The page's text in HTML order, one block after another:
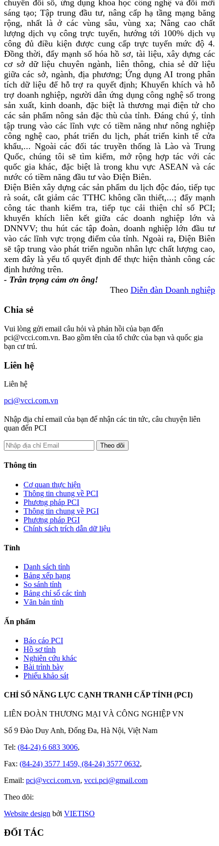
chuyển đổi số, ứng dụng khoa học công nghệ và đổi mới
sáng tạo; Tập trung đầu tư, nâng cấp hạ tầng mạng băng
rộng, nhất là ở các vùng sâu, vùng xa; Nâng cao chất
lượng dịch vụ công trực tuyến, hướng tới 100% dịch vụ
công đủ điều kiện được cung cấp trực tuyến mức độ 4.
Đồng thời, đẩy mạnh số hóa hồ sơ, tài liệu, xây dựng các
cơ sở dữ liệu chuyên ngành, liên thông, chia sẻ dữ liệu
giữa các sở, ngành, địa phương; Ứng dụng AI trong phân
tích dữ liệu để hỗ trợ ra quyết định; Khuyến khích và hỗ
trợ doanh nghiệp, người dân ứng dụng công nghệ số trong
sản xuất, kinh doanh, đặc biệt là thương mại điện tử cho
các sản phẩm nông sản đặc thù của tỉnh. Đáng chú ý, tỉnh
tập trung vào các lĩnh vực có tiềm năng như nông nghiệp
công nghệ cao, phát triển du lịch, phát triển kinh tế cửa
khẩu,... Ngoài các đối tác truyền thống là Lào và Trung
Quốc, chúng tôi sẽ tìm kiếm, mở rộng hợp tác với các
quốc gia khác, đặc biệt là trong khu vực ASEAN và các
nước có tiềm năng đầu tư vào Điện Biên.
Điện Biên xây dựng các sản phẩm du lịch độc đáo, tiếp tục
rà soát, cắt giảm các TTHC không cần thiết,...; đẩy mạnh
công tác thanh kiểm tra, tiếp tục cải thiện chỉ số PCI;
khuyến khích liên kết giữa các doanh nghiệp lớn và
DNNVV; thu hút các tập đoàn, doanh nghiệp lớn đầu tư
vào các lĩnh vực trọng điểm của tỉnh. Ngoài ra, Điện Biên
sẽ tập trung vào phát triển nguồn nhân lực chất lượng cao,
xem đây là yếu tố quyết định để thực hiện thành công các
định hướng trên.
- Trân trọng cảm ơn ông!
Theo Diễn đàn Doanh nghiệp
Chia sẻ
Vui lòng gửi email câu hỏi và phản hồi của bạn đến
pci@vcci.com.vn. Bao gồm tên của tổ chức của bạn và quốc gia
bạn cư trú.
Liên hệ
Liên hệ
pci@vcci.com.vn
Nhập địa chỉ email của bạn để nhận các tin tức, câu chuyện liên
quan đến PCI
Thông tin
Cơ quan thực hiện
Thông tin chung về PCI
Phương pháp PCI
Thông tin chung về PGI
Phương pháp PGI
Chính sách trích dẫn dữ liệu
Tỉnh
Danh sách tỉnh
Bảng xếp hạng
So sánh tỉnh
Bảng chỉ số các tỉnh
Văn bản tỉnh
Ấn phẩm
Báo cáo PCI
Hồ sơ tỉnh
Nghiên cứu khác
Bài trình bày
Phiếu khảo sát
CHỈ SỐ NĂNG LỰC CẠNH TRANH CẤP TỈNH (PCI)
LIÊN ĐOÀN THƯƠNG MẠI VÀ CÔNG NGHIỆP VN
Số 9 Đào Duy Anh, Đống Đa, Hà Nội, Việt Nam
Tel: (84-24) 6 683 3006,
Fax: (84-24) 3577 1459, (84-24) 3577 0632,
Email: pci@vcci.com.vn, vcci.pci@gmail.com
Theo dõi:
Website design bởi VIETISO
ĐỐI TÁC